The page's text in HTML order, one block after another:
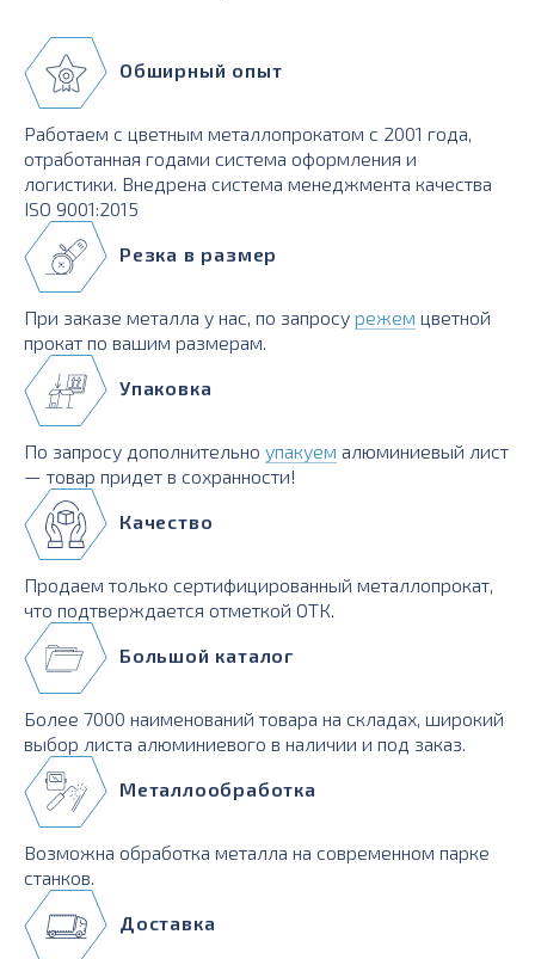
Обширный опыт
Работаем с цветным металлопрокатом с 2001 года,
отработанная годами система оформления и
логистики. Внедрена система менеджмента качества
ISO 9001:2015
Резка в размер
При заказе металла у нас, по запросу режем цветной
прокат по вашим размерам.
Упаковка
По запросу дополнительно упакуем алюминиевый лист
— товар придет в сохранности!
Качество
Продаем только сертифицированный металлопрокат,
что подтверждается отметкой ОТК.
Большой каталог
Более 7000 наименований товара на складах, широкий
выбор листа алюминиевого в наличии и под заказ.
Металлообработка
Возможна обработка металла на современном парке
станков.
Доставка